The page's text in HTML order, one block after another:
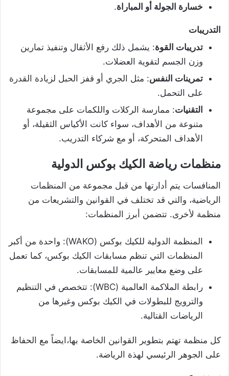
خسارة الجولة أو المباراة.
التدريبات
تدريبات القوة: يشمل ذلك رفع الأثقال وتنفيذ تمارين
وزن الجسم لتقوية العضلات.
تمرينات النفس: مثل الجري أو قفز الحبل لزيادة القدرة
على التحمل.
التقنيات: ممارسة الركلات واللكمات على مجموعة
متنوعة من الأهداف، سواء كانت الأكياس الثقيلة، أو
الأهداف المتحركة، أو مع شركاء التدريب.
منظمات رياضة الكيك بوكس الدولية
المنافسات يتم أدارتها من قبل مجموعة من المنظمات
الرياضية، والتي قد تختلف في القوانين والتشريعات من
منظمة لأخرى. تتضمن أبرز المنظمات:
المنظمة الدولية للكيك بوكس (WAKO): واحدة من أكبر
المنظمات التي تنظم مسابقات الكيك بوكس، كما تعمل
على وضع معايير عالمية للمسابقات.
رابطة الملاكمة العالمية (WBC): تتخصص في التنظيم
والترويج للبطولات في الكيك بوكس وغيرها من
الرياضات القتالية.
كل منظمة تهتم بتطوير القوانين الخاصة بها،ايضاً مع الحفاظ
على الجوهر الرئيسي لهذة الرياضة.